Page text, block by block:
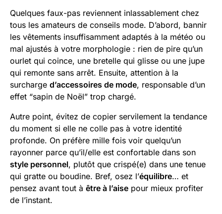
Quelques faux-pas reviennent inlassablement chez
tous les amateurs de conseils mode. D’abord, bannir
les vêtements insuffisamment adaptés à la météo ou
mal ajustés à votre morphologie : rien de pire qu’un
ourlet qui coince, une bretelle qui glisse ou une jupe
qui remonte sans arrêt. Ensuite, attention à la
surcharge d’accessoires de mode, responsable d’un
effet “sapin de Noël” trop chargé.
Autre point, évitez de copier servilement la tendance
du moment si elle ne colle pas à votre identité
profonde. On préfère mille fois voir quelqu’un
rayonner parce qu’il/elle est confortable dans son
style personnel, plutôt que crispé(e) dans une tenue
qui gratte ou boudine. Bref, osez l’équilibre… et
pensez avant tout à être à l’aise pour mieux profiter
de l’instant.